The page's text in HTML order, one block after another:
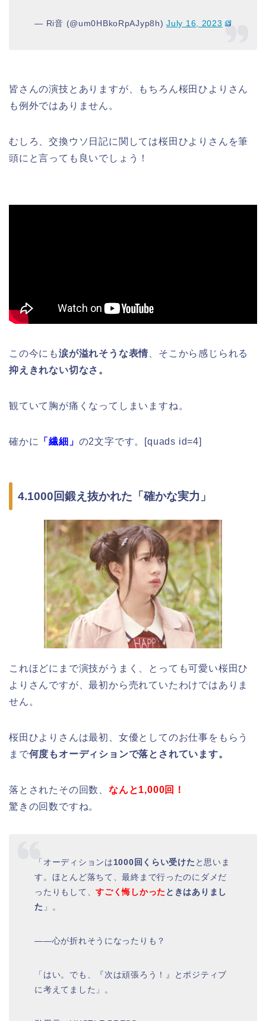
— Ri音 (@um0HBkoRpAJyp8h)July 16, 2023
皆さんの演技とありますが、もちろん桜田ひよりさん
も例外ではありません。
むしろ、交換ウソ日記に関しては桜田ひよりさんを筆
頭にと言っても良いでしょう！
この今にも涙が溢れそうな表情 、そこから感じられる
抑えきれない切なさ。
観ていて胸が痛くなってしまいますね。
確かに 「繊細」 の2文字です。[quads id=4]
4.1000回鍛え抜かれた「確かな実力」
これほどにまで演技がうまく、とっても可愛い桜田ひ
よりさんですが、最初から売れていたわけではありま
せん。
桜田ひよりさんは最初、女優としてのお仕事をもらう
まで何度もオーディションで落とされています。
落とされたその回数、 なんと1,000回！
驚きの回数ですね。
「オーディションは1000回くらい受けた と思いま
す。ほとんど落ちて、最終まで行ったのにダメだ
ったりもして、すごく悔しかった ときはありまし
た 」。
――心が折れそうになったりも？
「はい。でも、『次は頑張ろう！』とポジティブ
に考えてました」。